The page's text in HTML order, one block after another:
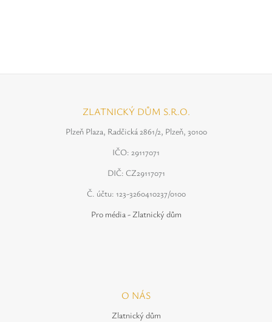
ZLATNICKÝ DŮM S.R.O.
Plzeň Plaza, Radčická 2861/2, Plzeň, 30100
IČO: 29117071
DIČ: CZ29117071
Č. účtu: 123-3260410237/0100
Pro média - Zlatnický dům
O NÁS
Zlatnický dům